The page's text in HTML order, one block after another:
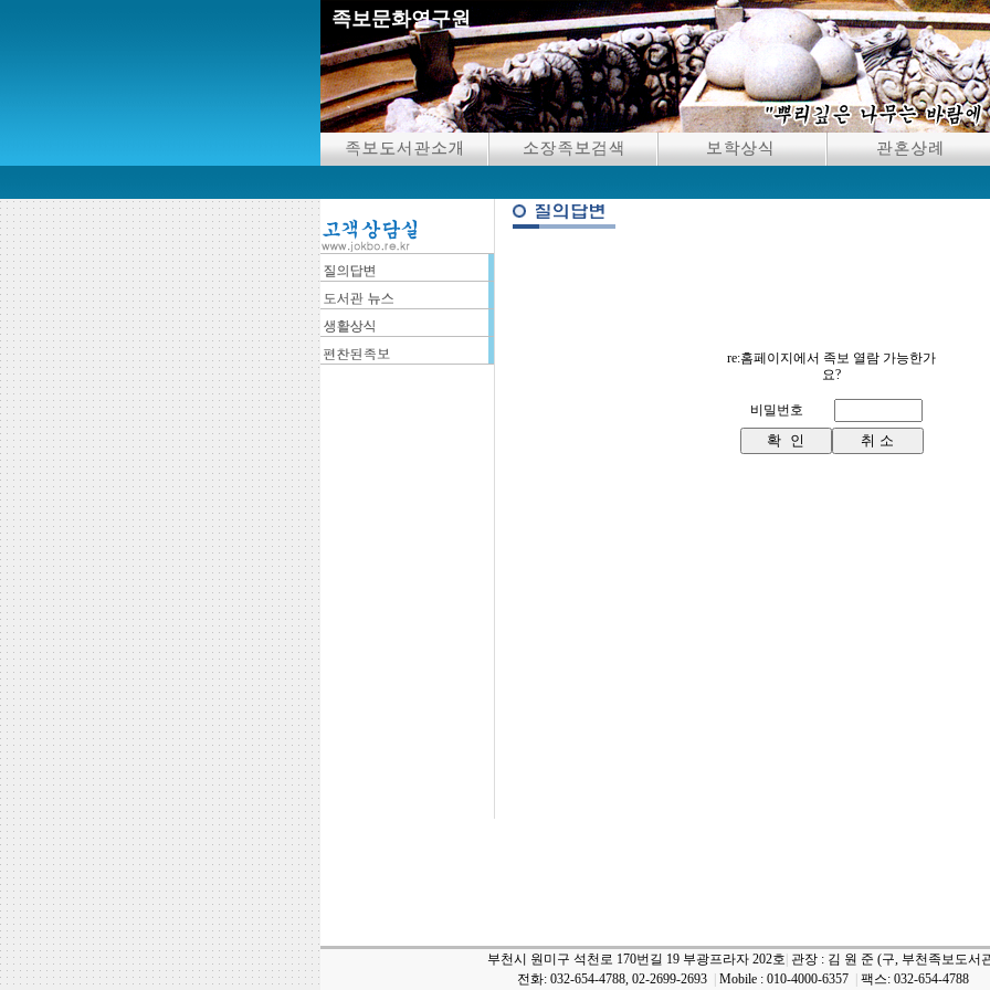
족보문화연구원
re:홈페이지에서 족보 열람 가능한가
요?
비밀번호
부천시 원미구 석천로 170번길 19 부광프라자 202호 관장 : 김 원 준 (구, 부천족보도서
전화: 032-654-4788, 02-2699-2693
Mobile : 010-4000-6357 팩스: 032-654-4788